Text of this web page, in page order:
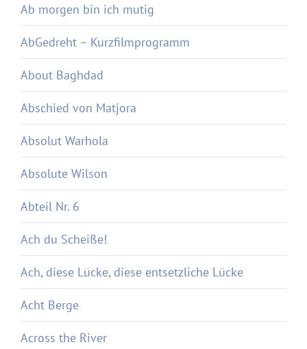
Ab morgen bin ich mutig
AbGedreht – Kurzfilmprogramm
About Baghdad
Abschied von Matjora
Absolut Warhola
Absolute Wilson
Abteil Nr. 6
Ach du Scheiße!
Ach, diese Lücke, diese entsetzliche Lücke
Acht Berge
Across the River